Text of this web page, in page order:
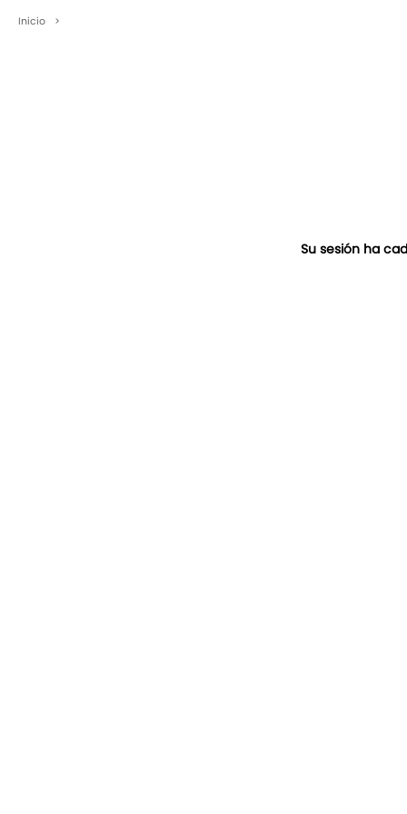
Inicio >
Su sesión ha